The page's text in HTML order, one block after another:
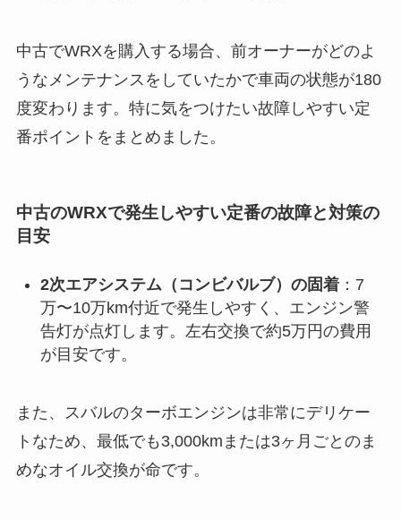
中古でWRXを購入する場合、前オーナーがどのよ
うなメンテナンスをしていたかで車両の状態が180
度変わります。特に気をつけたい故障しやすい定
番ポイントをまとめました。
中古のWRXで発生しやすい定番の故障と対策の
目安
2次エアシステム（コンビバルブ）の固着：7
万〜10万km付近で発生しやすく、エンジン警
告灯が点灯します。左右交換で約5万円の費用
が目安です。
また、スバルのターボエンジンは非常にデリケー
トなため、最低でも3,000kmまたは3ヶ月ごとのま
めなオイル交換が命です。